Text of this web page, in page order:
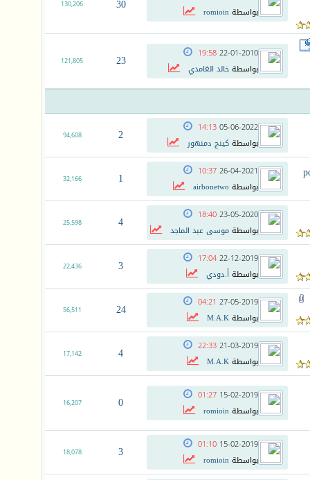
بواسطةromioin
30
130,206
22-01-2010
19:58
بواسطةخالد الغامدي 23
121,805
05-06-2022
14:13
بواسطةكينج دمنهور 2
94,608
26-04-2021
10:37
بواسطة airbonetwo
1
32,166
23-05-2020
18:40
بواسطةموسى عبد الماجد 4
25,598
22-12-2019
17:04
بواسطةأ.دودي 3
22,436
27-05-2019
04:21
بواسطةM.A.K
24
56,511
21-03-2019
22:33
بواسطةM.A.K
4
17,142
15-02-2019
01:27
بواسطةromioin
0
16,207
15-02-2019
01:10
بواسطةromioin
3
18,078